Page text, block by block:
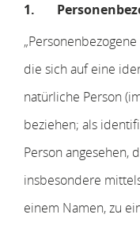
1.
die sich auf eine
natürliche Person
beziehen; als
Person angesehen,
insbesondere
einem Namen, zu